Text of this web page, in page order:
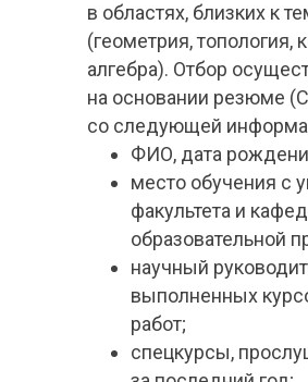
в областях, близких к
(геометрия, топология,
алгебра). Отбор
на основании резюме
со следующей
ФИО, дата
место обучения с
факультета и
образовательной
научный
выполненных
работ;
спецкурсы,